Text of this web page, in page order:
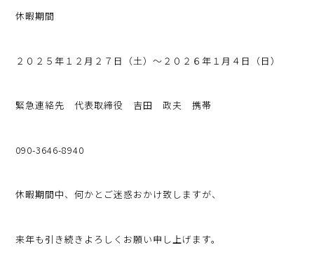
休暇期間
２０２５年１２月２７日（土）～２０２６年１月４日（日）
緊急連絡先 代表取締役 吉田 政夫 携帯
090-3646-8940
休暇期間中、何かとご迷惑おかけ致しますが、
来年も引き続きよろしくお願い申し上げます。